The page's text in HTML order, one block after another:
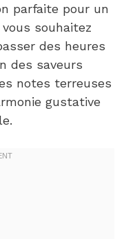
parfaite pour un
souhaitez
des heures
des saveurs
notes terreuses
gustative